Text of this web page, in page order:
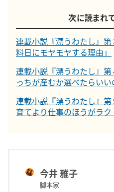
次に読まれ
連載小説『漂うわたし』
料日にモヤモヤする理由」
連載小説『漂うわたし』
っちが産むか選べたらいい
連載小説『漂うわたし』
育てより仕事のほうがラク
今井 雅子
脚本家